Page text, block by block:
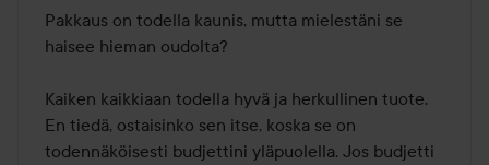
Pakkaus on todella kaunis, mutta mielestäni se
haisee hieman oudolta?
Kaiken kaikkiaan todella hyvä ja herkullinen tuote.
En tiedä, ostaisinko sen itse, koska se on
todennäköisesti budjettini yläpuolella. Jos budjetti